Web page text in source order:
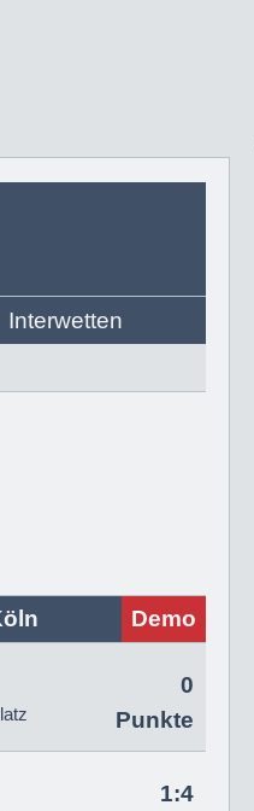
Interwetten
Demo
0
Punkte
1:4